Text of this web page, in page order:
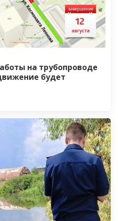
на трубопроводе
будет